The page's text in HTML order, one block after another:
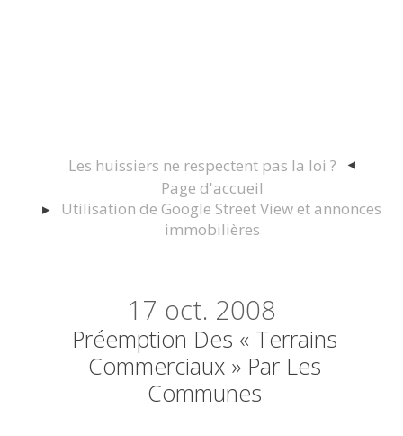
Les huissiers ne respectent pas la loi ?
Page d'accueil
Utilisation de Google Street View et annonces
immobilières
17 oct. 2008
Préemption Des « Terrains
Commerciaux » Par Les
Communes